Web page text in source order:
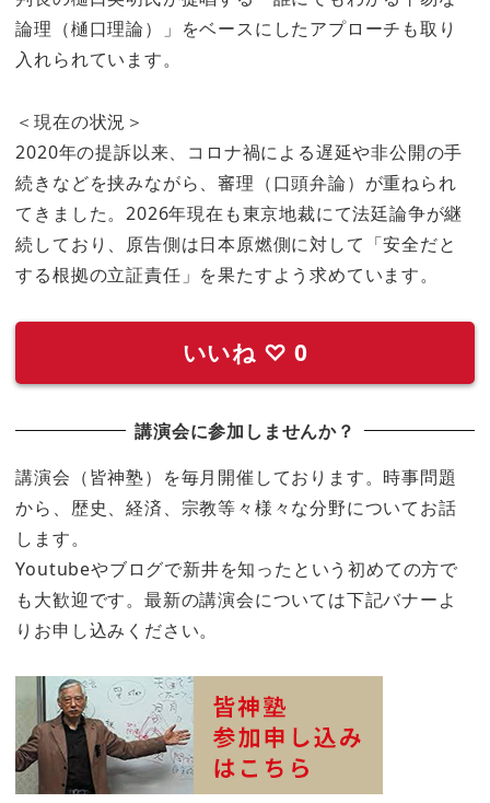
論理（樋口理論）」をベースにしたアプローチも取り
入れられています。
＜現在の状況＞
2020年の提訴以来、コロナ禍による遅延や非公開の手
続きなどを挟みながら、審理（口頭弁論）が重ねられ
てきました。2026年現在も東京地裁にて法廷論争が継
続しており、原告側は日本原燃側に対して「安全だと
する根拠の立証責任」を果たすよう求めています。
いいね ♡ 0
講演会に参加しませんか？
講演会（皆神塾）を毎月開催しております。時事問題
から、歴史、経済、宗教等々様々な分野についてお話
します。
Youtubeやブログで新井を知ったという初めての方で
も大歓迎です。最新の講演会については下記バナーよ
りお申し込みください。